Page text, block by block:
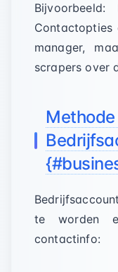
manager,
scrapers over
Methode
te worden
contactinfo: